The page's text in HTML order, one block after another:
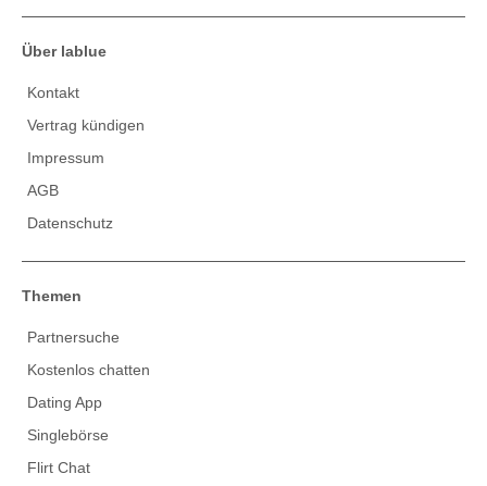
Über lablue
Kontakt
Vertrag kündigen
Impressum
AGB
Datenschutz
Themen
Partnersuche
Kostenlos chatten
Dating App
Singlebörse
Flirt Chat